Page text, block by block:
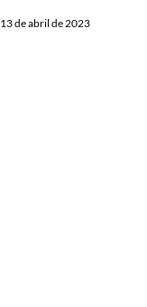
13 de abril de 2023